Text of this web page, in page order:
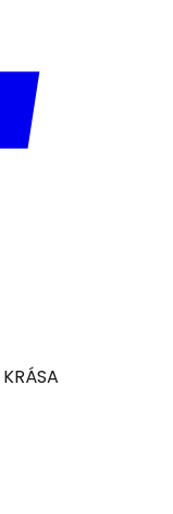
KRÁSA